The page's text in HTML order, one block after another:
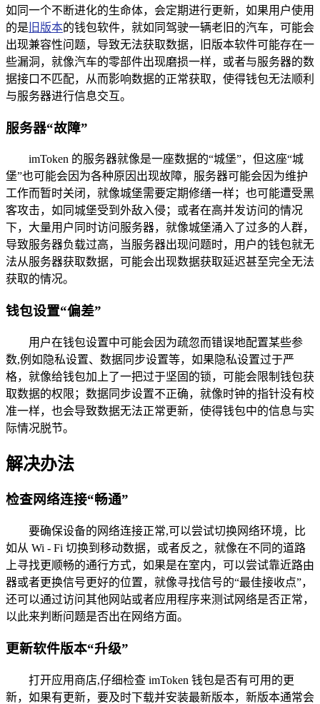
如同一个不断进化的生命体，会定期进行更新，如果用户使用
的是 旧版本的钱包软件，就如同驾驶一辆老旧的汽车，可能会
出现兼容性问题，导致无法获取数据，旧版本软件可能存在一
些漏洞，就像汽车的零部件出现磨损一样，或者与服务器的数
据接口不匹配，从而影响数据的正常获取，使得钱包无法顺利
与服务器进行信息交互。
服务器“故障”
imToken 的服务器就像是一座数据的“城堡”，但这座“城
堡”也可能会因为各种原因出现故障，服务器可能会因为维护
工作而暂时关闭，就像城堡需要定期修缮一样；也可能遭受黑
客攻击，如同城堡受到外敌入侵；或者在高并发访问的情况
下，大量用户同时访问服务器，就像城堡涌入了过多的人群，
导致服务器负载过高，当服务器出现问题时，用户的钱包就无
法从服务器获取数据，可能会出现数据获取延迟甚至完全无法
获取的情况。
钱包设置“偏差”
用户在钱包设置中可能会因为疏忽而错误地配置某些参
数,例如隐私设置、数据同步设置等，如果隐私设置过于严
格，就像给钱包加上了一把过于坚固的锁，可能会限制钱包获
取数据的权限；数据同步设置不正确，就像时钟的指针没有校
准一样，也会导致数据无法正常更新，使得钱包中的信息与实
际情况脱节。
解决办法
检查网络连接“畅通”
要确保设备的网络连接正常,可以尝试切换网络环境，比
如从 Wi - Fi 切换到移动数据，或者反之，就像在不同的道路
上寻找更顺畅的通行方式，如果是在室内，可以尝试靠近路由
器或者更换信号更好的位置，就像寻找信号的“最佳接收点”，
还可以通过访问其他网站或者应用程序来测试网络是否正常，
以此来判断问题是否出在网络方面。
更新软件版本“升级”
打开应用商店,仔细检查 imToken 钱包是否有可用的更
新，如果有更新，要及时下载并安装最新版本，新版本通常会